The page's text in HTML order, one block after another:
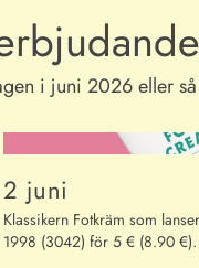
i juni 2026 eller
2 juni
Klassikern Fotkräm som
1998 (3042) för 5 € (8.90 €).